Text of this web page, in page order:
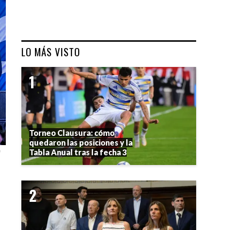
LO MÁS VISTO
Torneo Clausura: cómo
quedaron las posiciones y la
Tabla Anual tras la fecha 3